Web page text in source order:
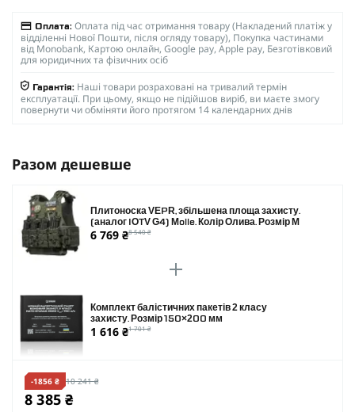
Оплата: Оплата під час отримання товару (Накладений платіж у
відділенні Нової Пошти, після огляду товару), Покупка частинами
від Monobank, Картою онлайн, Google pay, Apple pay, Безготівковий
для юридичних та фізичних осіб
Гарантія: Наші товари розраховані на тривалий термін
експлуатації. При цьому, якщо не підійшов виріб, ви маєте змогу
повернути чи обміняти його протягом 14 календарних днів
Разом дешевше
Плитоноска VEPR, збільшена площа захисту.
(аналог IOTV G4) Molle. Колір Олива. Розмір M
6 769 ₴8 540 ₴
Комплект балістичних пакетів 2 класу
захисту. Розмір 150×200 мм
1 616 ₴1 701 ₴
-1856 ₴ 10 241 ₴
8 385 ₴